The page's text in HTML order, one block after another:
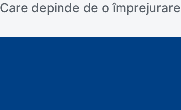
Care depinde de o